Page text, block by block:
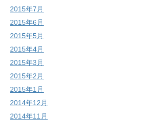
2015年7月
2015年6月
2015年5月
2015年4月
2015年3月
2015年2月
2015年1月
2014年12月
2014年11月